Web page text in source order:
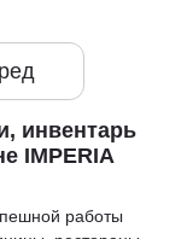
инвентарь
IMPERIA
работы